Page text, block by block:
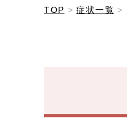
TOP 症状一覧